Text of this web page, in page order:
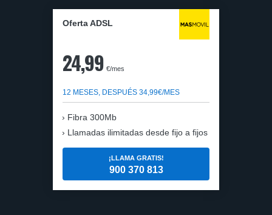
Oferta ADSL
24,99 €/mes
12 MESES, DESPUÉS 34,99€/MES
Fibra 300Mb
Llamadas ilimitadas desde fijo a fijos
¡LLAMA GRATIS!
900 370 813